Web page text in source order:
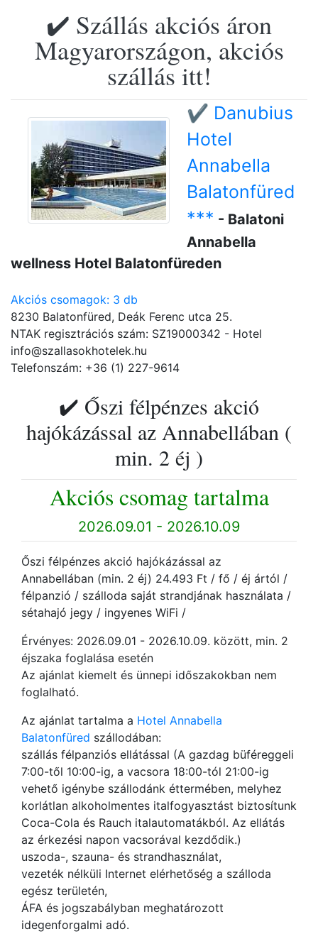
✔️ Szállás akciós áron
Magyarországon, akciós
szállás itt!
✔️ Danubius
Hotel
Annabella
Balatonfüred
*** - Balatoni
Annabella
wellness Hotel Balatonfüreden
Akciós csomagok: 3 db
8230 Balatonfüred, Deák Ferenc utca 25.
NTAK regisztrációs szám: SZ19000342 - Hotel
info@szallasokhotelek.hu
Telefonszám: +36 (1) 227-9614
✔️ Őszi félpénzes akció
hajókázással az Annabellában (
min. 2 éj )
Akciós csomag tartalma
2026.09.01 - 2026.10.09
Őszi félpénzes akció hajókázással az
Annabellában (min. 2 éj) 24.493 Ft / fő / éj ártól /
félpanzió / szálloda saját strandjának használata /
sétahajó jegy / ingyenes WiFi /
Érvényes: 2026.09.01 - 2026.10.09. között, min. 2
éjszaka foglalása esetén
Az ajánlat kiemelt és ünnepi időszakokban nem
foglalható.
Az ajánlat tartalma a Hotel Annabella
Balatonfüred szállodában:
szállás félpanziós ellátással (A gazdag büféreggeli
7:00-től 10:00-ig, a vacsora 18:00-tól 21:00-ig
vehető igénybe szállodánk éttermében, melyhez
korlátlan alkoholmentes italfogyasztást biztosítunk
Coca-Cola és Rauch italautomatákból. Az ellátás
az érkezési napon vacsorával kezdődik.)
uszoda-, szauna- és strandhasználat,
vezeték nélküli Internet elérhetőség a szálloda
egész területén,
ÁFA és jogszabályban meghatározott
idegenforgalmi adó.